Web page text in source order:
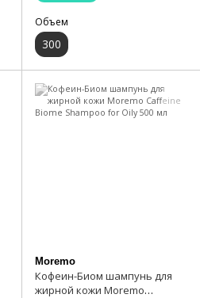
Объем
300
Moremo
Кофеин-Биом шампунь для
жирной кожи Moremo